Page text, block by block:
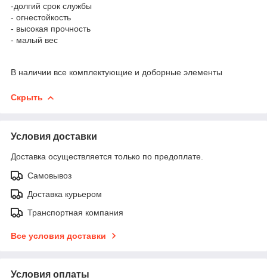
-долгий срок службы
- огнестойкость
- высокая прочность
- малый вес
В наличии все комплектующие и доборные элементы
Скрыть
Условия доставки
Доставка осуществляется только по предоплате.
Самовывоз
Доставка курьером
Транспортная компания
Все условия доставки
Условия оплаты